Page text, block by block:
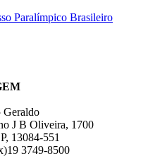
Paralímpico Brasileiro
Geraldo
J B Oliveira, 1700
13084-551
3749-8500